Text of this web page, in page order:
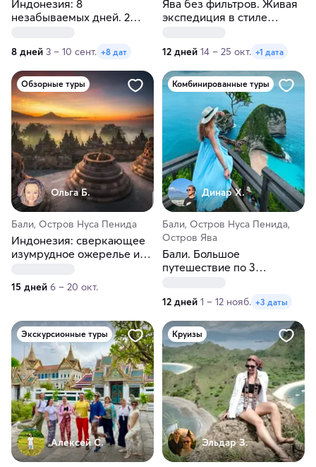
Индонезия: 8
незабываемых дней. 2
8 дней 3 – 10 сент. +8 дат
Ява без фильтров. Живая
экспедиция в стиле
12 дней 14 – 25 окт. +1 дата
Обзорные туры
Ольга Б.
Бали, Остров Нуса Пенида
Индонезия: сверкающее
изумрудное ожерелье из
15 дней 6 – 20 окт.
Комбинированные туры
Динар Х.
Бали, Остров Нуса Пенида,
Остров Ява
Бали. Большое
путешествие по 3
12 дней 1 – 12 нояб. +3 даты
Экскурсионные туры
Алексей С.
Круизы
Эльдар З.